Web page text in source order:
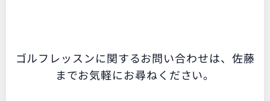
ゴルフレッスンに関するお問い合わせは、佐藤
までお気軽にお尋ねください。